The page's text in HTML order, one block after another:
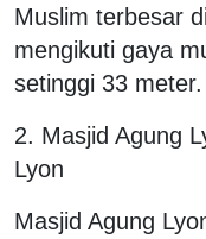
Muslim terbesar
mengikuti gaya
setinggi 33 meter.
2. Masjid Agung
Lyon
Masjid Agung